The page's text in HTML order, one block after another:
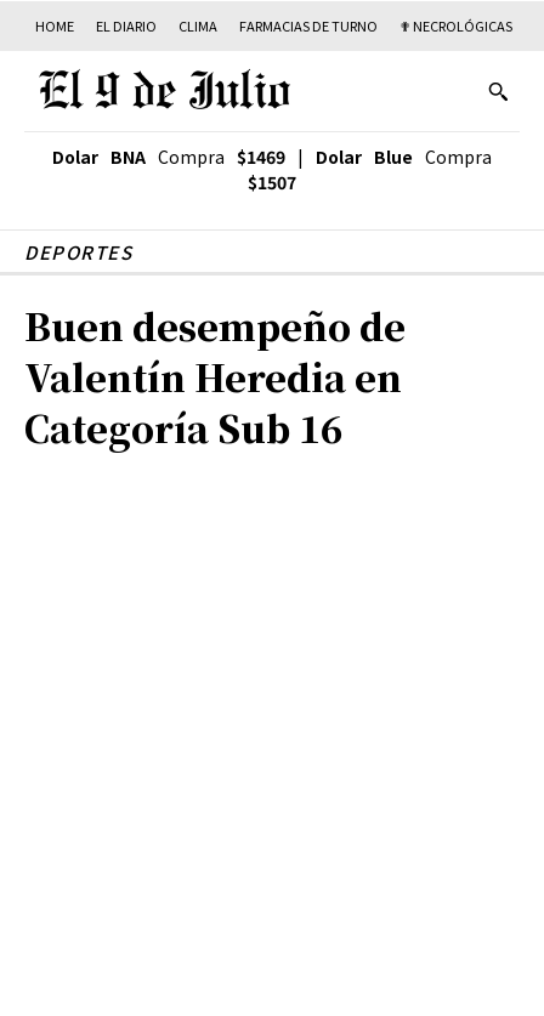
HOME EL DIARIO CLIMA FARMACIAS DE TURNO ✟ NECROLÓGICAS
Dolar BNA Compra $1469 | Dolar Blue Compra
$1507
DEPORTES
Buen desempeño de
Valentín Heredia en
Categoría Sub 16